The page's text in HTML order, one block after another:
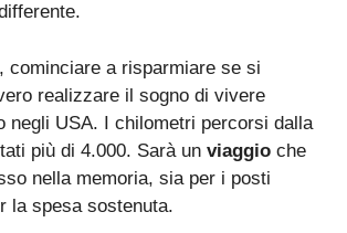
cominciare a risparmiare se si
realizzare il sogno di vivere
negli USA. I chilometri percorsi dalla
più di 4.000. Sarà un viaggio che
nella memoria, sia per i posti
la spesa sostenuta.